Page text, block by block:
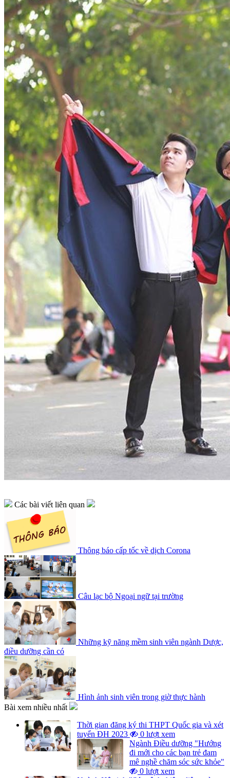
Các bài viết liên quan
Thông báo cấp tốc về dịch Corona
Câu lạc bộ Ngoại ngữ tại trường
Những kỹ năng mềm sinh viên ngành Dược,
điều dưỡng cần có
Hình ảnh sinh viên trong giờ thực hành
Bài xem nhiều nhất
Thời gian đăng ký thi THPT Quốc gia và xét
tuyển ĐH 2023
0 lượt xem
Ngành Điều dưỡng "Hướng
đi mới cho các bạn trẻ đam
mê nghề chăm sóc sức khỏe"
0 lượt xem